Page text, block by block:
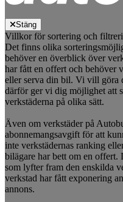
Stäng
Villkor för sortering och
Det finns olika
behöver en överblick över
har fått en offert och behöver
eller serva din bil. Vi vill göra
därför ger vi dig möjlighet att
verkstäderna på olika sätt.
Även om verkstäder på
abonnemangsavgift för att
inte verkstädernas ranking
bilägare har bett om en offert.
som lyfter fram den enskilda
verkstad har fått exponering
annons.